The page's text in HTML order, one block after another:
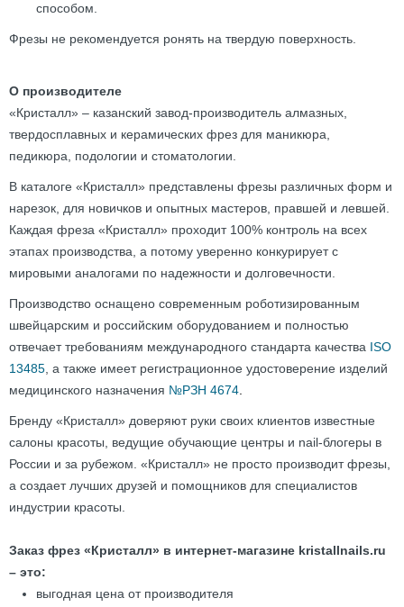
способом.
Фрезы не рекомендуется ронять на твердую поверхность.
О производителе
«Кристалл» – казанский завод-производитель алмазных,
твердосплавных и керамических фрез для маникюра,
педикюра, подологии и стоматологии.
В каталоге «Кристалл» представлены фрезы различных форм и
нарезок, для новичков и опытных мастеров, правшей и левшей.
Каждая фреза «Кристалл» проходит 100% контроль на всех
этапах производства, а потому уверенно конкурирует с
мировыми аналогами по надежности и долговечности.
Производство оснащено современным роботизированным
швейцарским и российским оборудованием и полностью
отвечает требованиям международного стандарта качества ISO
13485 , а также имеет регистрационное удостоверение изделий
медицинского назначения №РЗН 4674
Бренду «Кристалл» доверяют руки своих клиентов известные
салоны красоты, ведущие обучающие центры и nail-блогеры в
России и за рубежом. «Кристалл» не просто производит фрезы,
а создает лучших друзей и помощников для специалистов
индустрии красоты.
Заказ фрез «Кристалл» в интернет-магазине kristallnails.ru
– это:
выгодная цена от производителя